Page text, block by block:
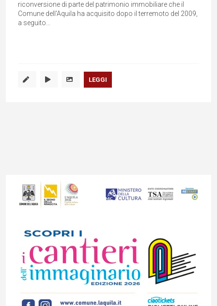
riconversione di parte del patrimonio immobiliare che il
Comune dell'Aquila ha acquisito dopo il terremoto del 2009,
a seguito...
LEGGI